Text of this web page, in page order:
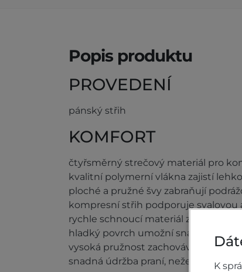
Popis produktu
PROVEDENÍ
pánský střih
KOMFORT
čtyřsměrný strečový materiál pro
kvalitní polymerní vlákna zajistí
ploché a pružné švy zabraňují
kompresní střih podporuje svalovou
rychle schnoucí materiál zabraňuje
hladký povrch umožní snadné
vysoká pružnost zachovává původní
snadná údržba praní, nežehlí seK